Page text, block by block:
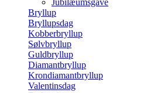
Bryllup
Bryllupsdag
Kobberbryllup
Sølvbryllup
Guldbryllup
Diamantbryllup
Krondiamantbryllup
Valentinsdag